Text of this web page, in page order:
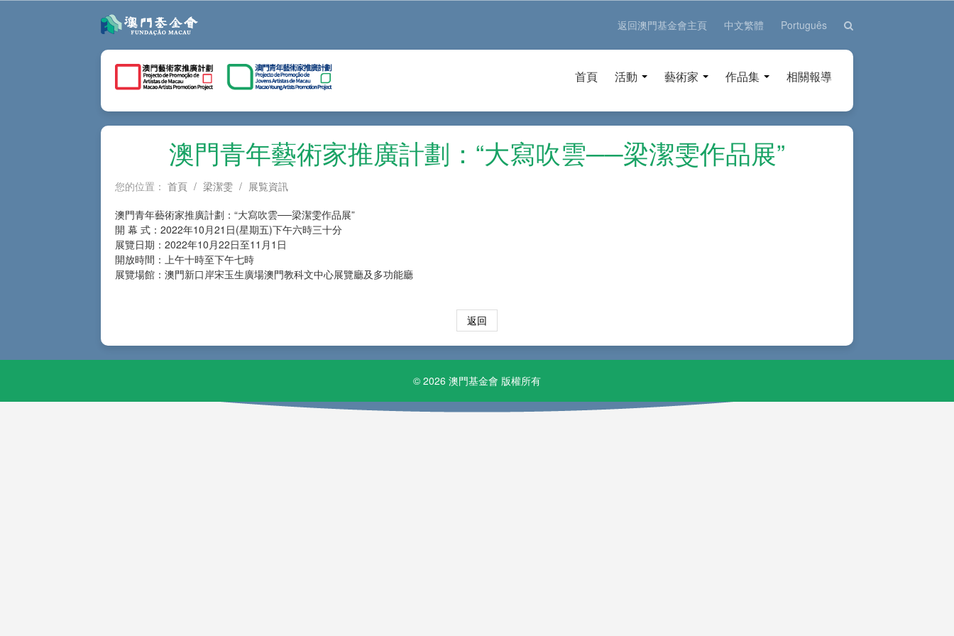
返回澳門基金會主頁 中文繁體 Português
首頁 活動 藝術家 作品集 相關報導
澳門青年藝術家推廣計劃：“大寫吹雲──梁潔雯作品展”
您的位置： 首頁 / 梁潔雯 / 展覧資訊
澳門青年藝術家推廣計劃：“大寫吹雲──梁潔雯作品展”
開 幕 式：2022年10月21日(星期五)下午六時三十分
展覽日期：2022年10月22日至11月1日
開放時間：上午十時至下午七時
展覽場館：澳門新口岸宋玉生廣場澳門教科文中心展覽廳及多功能廳
返回
© 2026 澳門基金會 版權所有